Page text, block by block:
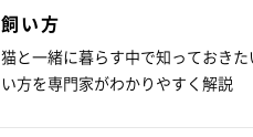
飼い方
猫と一緒に暮らす中で知っておきた
い方を専門家がわかりやすく解説